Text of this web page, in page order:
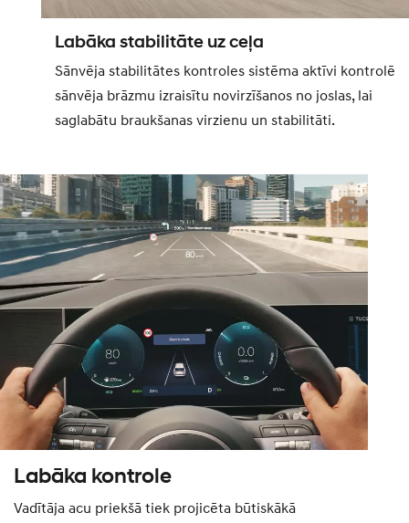
Labāka stabilitāte uz ceļa
Sānvēja stabilitātes kontroles sistēma aktīvi kontrolē
sānvēja brāzmu izraisītu novirzīšanos no joslas, lai
saglabātu braukšanas virzienu un stabilitāti.
Labāka kontrole
Vadītāja acu priekšā tiek projicēta būtiskākā